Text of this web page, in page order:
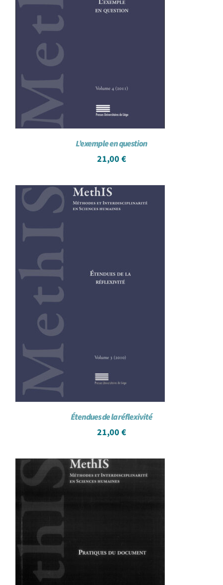
L’exemple en question
21,00 €
Étendues de la réflexivité
21,00 €